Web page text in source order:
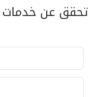
تحقق عن خدمات